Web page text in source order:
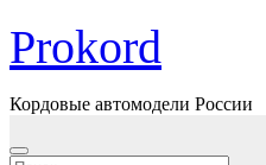
Перейти
содержимому
Prokord
Кордовые автомодели России